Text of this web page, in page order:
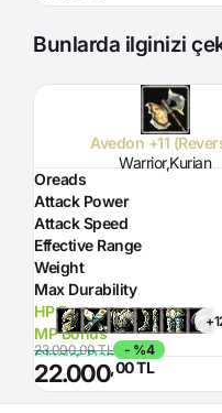
Note
Curse effect from +7:
damage on nearby
Bunlarda ilginizi
Avedon +11
Warrior,Kurian
Oreads
Attack Power
Attack Speed
Effective Range
Weight
Max Durability
HP Bonus
MP Bonus
Glacier Damage
Required Strength
23.000,00 TL
- %4
22.000,00 TL